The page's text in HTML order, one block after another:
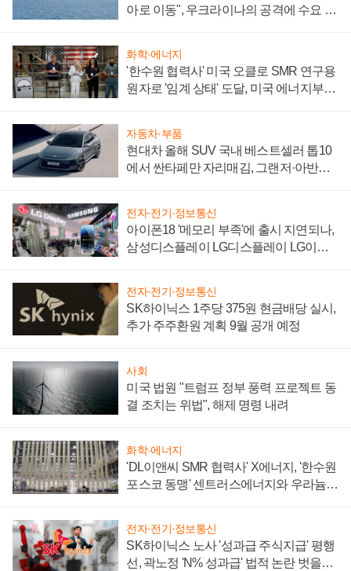
아로 이동", 우크라이나의 공격에 수요 늘
화학·에너지
'한수원 협력사' 미국 오클로 SMR 연구용
원자로 '임계 상태' 도달, 미국 에너지부
자동차·부품
현대차 올해 SUV 국내 베스트셀러 톱10
에서 싼타페만 자리매김, 그랜저·아반떼
전자·전기·정보통신
아이폰18 '메모리 부족'에 출시 지연되나,
삼성디스플레이 LG디스플레이 LG이노
전자·전기·정보통신
SK하이닉스 1주당 375원 현금배당 실시,
추가 주주환원 계획 9월 공개 예정
사회
미국 법원 "트럼프 정부 풍력 프로젝트 동
결 조치는 위법", 해제 명령 내려
화학·에너지
'DL이앤씨 SMR 협력사' X에너지, '한수원
포스코 동맹' 센트러스에너지와 우라늄
전자·전기·정보통신
SK하이닉스 노사 '성과급 주식지급' 평행
선, 곽노정 'N% 성과급' 법적 논란 벗을지